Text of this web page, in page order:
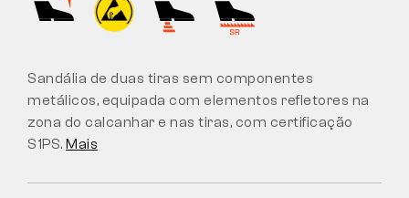
Sandália de duas tiras sem componentes
metálicos, equipada com elementos refletores na
zona do calcanhar e nas tiras, com certificação
S1PS. Mais